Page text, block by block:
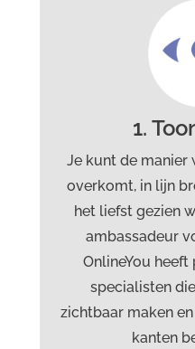
1.
Je kunt de manier
overkomt, in lijn
het liefst gezien
ambassadeur
OnlineYou
specialisten
zichtbaar maken
kanten
Tijn
personal
personal
Jurgen